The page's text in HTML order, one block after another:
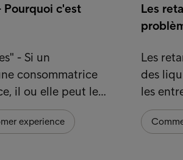
c'est
- Si un
consommatrice
il ou elle peut le…
experience
Les
Les
des
les